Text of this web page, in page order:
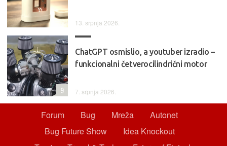
13. srpnja 2026.
ChatGPT osmislio, a youtuber izradio –
funkcionalni četverocilindrični motor
7. srpnja 2026.
9
Forum Bug Mreža
Autonet
Bug Future Show
Idea Knockout